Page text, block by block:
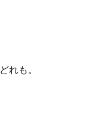
れも。